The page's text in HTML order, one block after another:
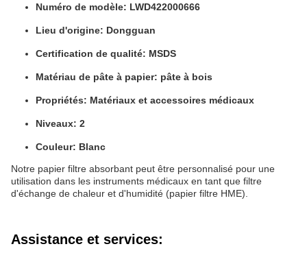
Numéro de modèle: LWD422000666
Lieu d'origine: Dongguan
Certification de qualité: MSDS
Matériau de pâte à papier: pâte à bois
Propriétés: Matériaux et accessoires médicaux
Niveaux: 2
Couleur: Blanc
Notre papier filtre absorbant peut être personnalisé pour une
utilisation dans les instruments médicaux en tant que filtre
d'échange de chaleur et d'humidité (papier filtre HME).
Assistance et services: